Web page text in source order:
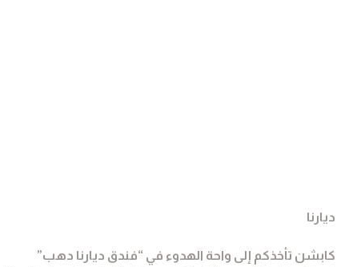
ديارنا
كابشن تأخذكم إلى واحة الهدوء في “فندق ديارنا دهب”